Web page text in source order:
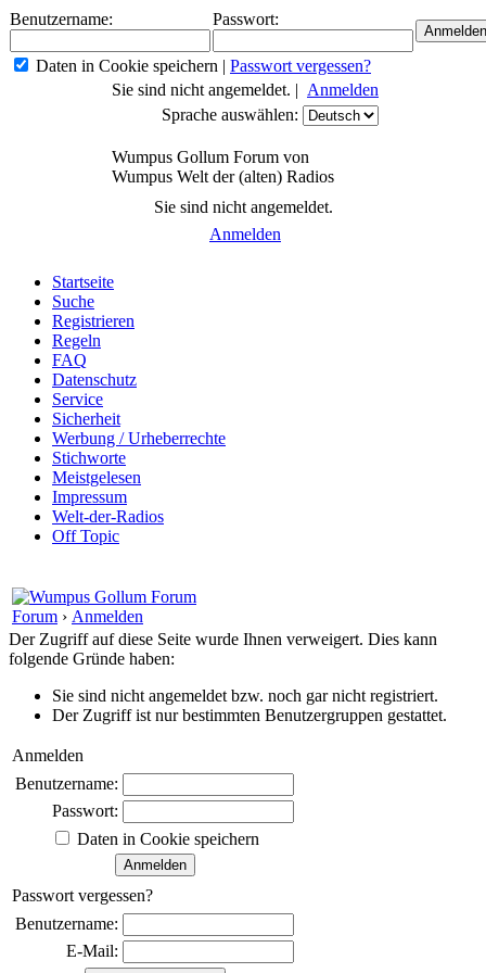
Benutzername: Passwort:
Daten in Cookie speichern | Passwort vergessen?
Sie sind nicht angemeldet. | Anmelden
Sprache auswählen:
Wumpus Gollum Forum von
Wumpus Welt der (alten) Radios
Sie sind nicht angemeldet.
Anmelden
Startseite
Suche
Registrieren
Regeln
FAQ
Datenschutz
Service
Sicherheit
Werbung / Urheberrechte
Stichworte
Meistgelesen
Impressum
Welt-der-Radios
Off Topic
Forum › Anmelden
Der Zugriff auf diese Seite wurde Ihnen verweigert. Dies kann
folgende Gründe haben:
Sie sind nicht angemeldet bzw. noch gar nicht registriert.
Der Zugriff ist nur bestimmten Benutzergruppen gestattet.
Anmelden
Benutzername:
Passwort:
Daten in Cookie speichern
Passwort vergessen?
Benutzername:
E-Mail: